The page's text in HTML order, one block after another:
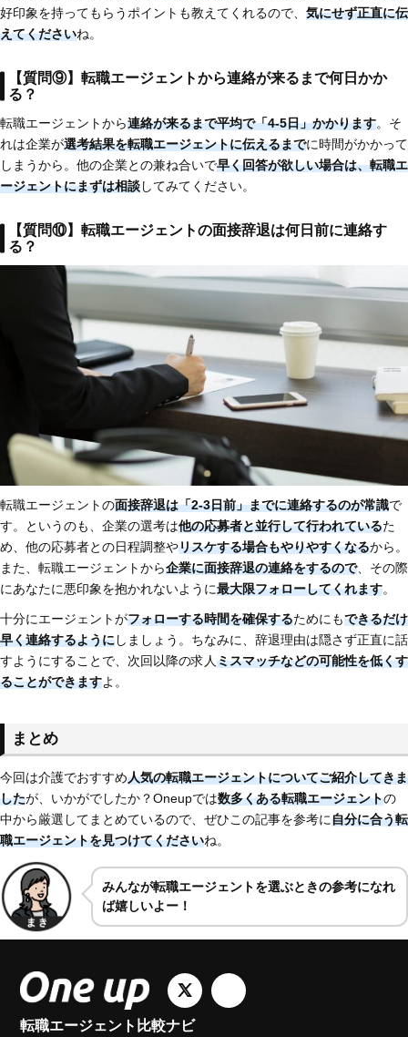
好印象を持ってもらうポイントも教えてくれるので、 気にせず正直に伝
えてくださいね。
【質問⑨】転職エージェントから連絡が来るまで何日かか
る？
転職エージェントから連絡が来るまで平均で「4-5日」かかります。そ
れは企業が選考結果を転職エージェントに伝えるまでに時間がかかって
しまうから。他の企業との兼ね合いで早く回答が欲しい場合は、転職エ
ージェントにまずは相談してみてください。
【質問⑩】転職エージェントの面接辞退は何日前に連絡す
る？
転職エージェントの面接辞退は「2-3日前」までに連絡するのが常識で
す。というのも、企業の選考は他の応募者と並行して行われているた
め、他の応募者との日程調整やリスケする場合もやりやすくなるから。
また、転職エージェントから企業に面接辞退の連絡をするので、その際
にあなたに悪印象を抱かれないように最大限フォローしてくれます。
十分にエージェントがフォローする時間を確保するためにもできるだけ
早く連絡するようにしましょう。ちなみに、辞退理由は隠さず正直に話
すようにすることで、次回以降の求人ミスマッチなどの可能性を低くす
ることができますよ。
まとめ
今回は介護でおすすめ人気の転職エージェントについてご紹介してきま
したが、いかがでしたか？Oneupでは数多くある転職エージェントの
中から厳選してまとめているので、ぜひこの記事を参考に自分に合う転
職エージェントを見つけてくださいね。
みんなが転職エージェントを選ぶときの参考になれ
ば嬉しいよー！
転職エージェント比較ナビ